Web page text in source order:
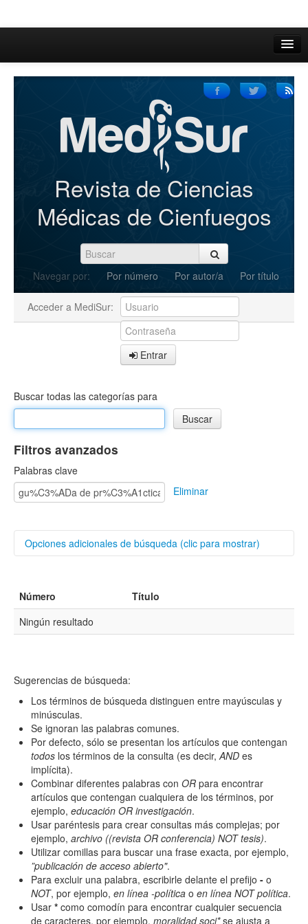
Inicio
Iniciar sesión
Registrarse
Revista de Ciencias
Médicas de Cienfuegos
Navegar por: Por número Por autor/a Por título
Acceder a MediSur:
Entrar
Buscar todas las categorías para
Filtros avanzados
Palabras clave
Eliminar
Opciones adicionales de búsqueda (clic para mostrar)
Autores/as
Resumen
Texto completo
Archivo(s) adicional(es)
Fecha
De
Número
Título
Ningún resultado
Sugerencias de búsqueda:
Los términos de búsqueda distinguen entre mayúsculas y
minúsculas.
Se ignoran las palabras comunes.
Por defecto, sólo se presentan los artículos que contengan
todos los términos de la consulta (es decir, AND es
implícita).
Combinar diferentes palabras con OR para encontrar
artículos que contengan cualquiera de los términos, por
ejemplo, educación OR investigación.
Usar paréntesis para crear consultas más complejas; por
ejemplo, archivo ((revista OR conferencia) NOT tesis).
Utilizar comillas para buscar una frase exacta, por ejemplo,
”publicación de acceso abierto".
Para excluir una palabra, escribirle delante el prefijo - o
NOT, por ejemplo, en línea -política o en línea NOT política.
Usar * como comodín para encontrar cualquier secuencia
de caracteres, por ejemplo, moralidad soci*se ajusta a